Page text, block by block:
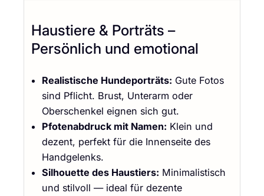
Haustiere & Porträts –
Persönlich und emotional
Realistische Hundeporträts: Gute Fotos
sind Pflicht. Brust, Unterarm oder
Oberschenkel eignen sich gut.
Pfotenabdruck mit Namen: Klein und
dezent, perfekt für die Innenseite des
Handgelenks.
Silhouette des Haustiers: Minimalistisch
und stilvoll — ideal für dezente